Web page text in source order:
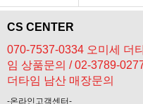
CS CENTER
070-7537-0334 오미세 더
임 상품문의 / 02-3789-
더타임 남산 매장문의
-온라인고객센터-